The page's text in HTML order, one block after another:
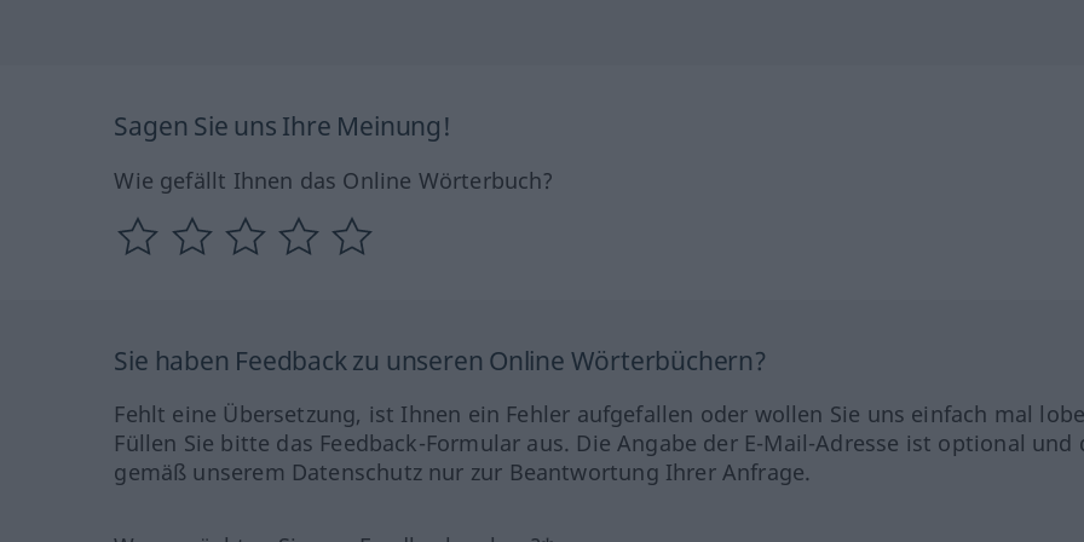
Sagen Sie uns Ihre Meinung!
Wie gefällt Ihnen das Online Wörterbuch?
Sie haben Feedback zu unseren Online Wörterbüchern?
Fehlt eine Übersetzung, ist Ihnen ein Fehler aufgefallen oder wollen Sie uns einfach mal
Füllen Sie bitte das Feedback-Formular aus. Die Angabe der E-Mail-Adresse ist optional und
gemäß unserem Datenschutz nur zur Beantwortung Ihrer Anfrage.